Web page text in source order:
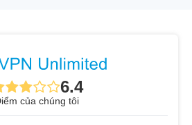
6.4
của chúng tôi